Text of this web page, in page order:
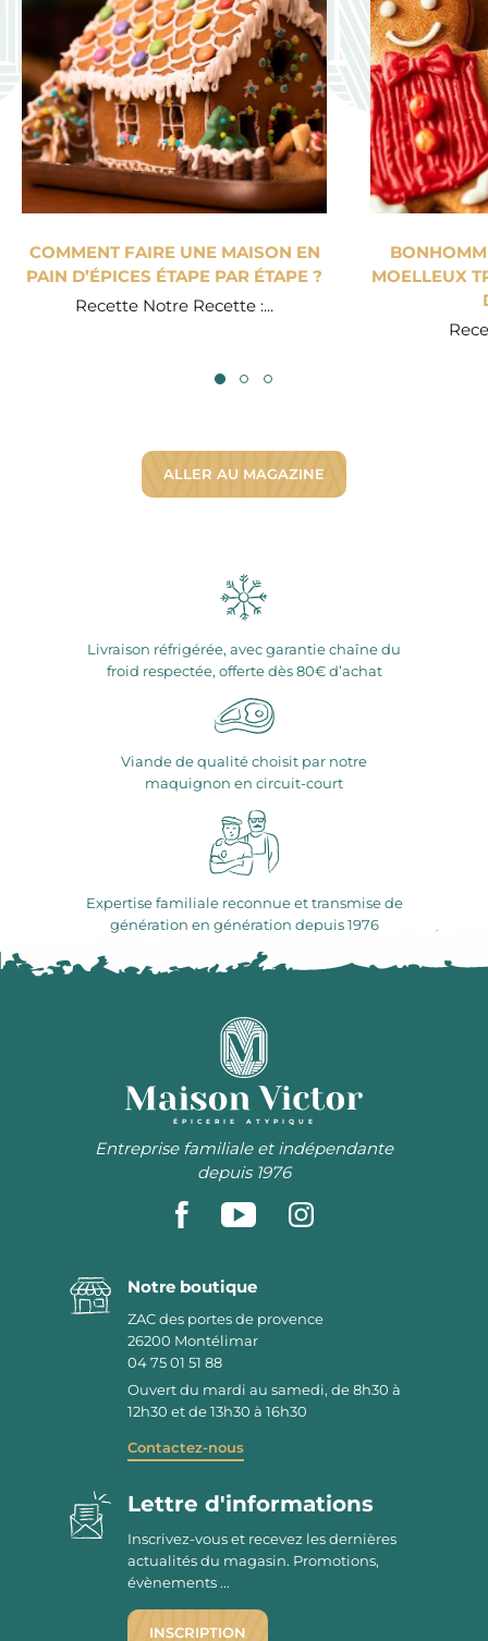
COMMENT FAIRE UNE MAISON EN
PAIN D’ÉPICES ÉTAPE PAR ÉTAPE ?
Recette Notre Recette :...
MOELLEUX
ALLER AU MAGAZINE
Livraison réfrigérée, avec garantie chaîne du
froid respectée, offerte dès 80€ d’achat
Viande de qualité choisit par notre
maquignon en circuit-court
Expertise familiale reconnue et transmise de
génération en génération depuis 1976
ÉPICERIE ATYPIQUE
Entreprise familiale et indépendante
depuis 1976
Notre boutique
ZAC des portes de provence
26200 Montélimar
04 75 01 51 88
Ouvert du mardi au samedi, de 8h30 à
12h30 et de 13h30 à 16h30
Contactez-nous
Lettre d'informations
Inscrivez-vous et recevez les dernières
actualités du magasin. Promotions,
évènements ...
INSCRIPTION